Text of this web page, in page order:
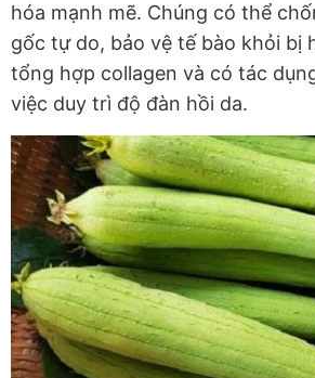
hóa mạnh mẽ. Chúng có thể
gốc tự do, bảo vệ tế bào khỏi bị
tổng hợp collagen và có tác
việc duy trì độ đàn hồi da.